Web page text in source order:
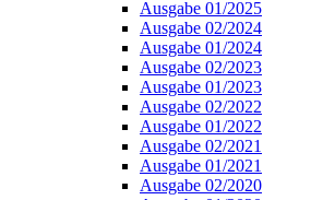
Ausgabe 01/2025
Ausgabe 02/2024
Ausgabe 01/2024
Ausgabe 02/2023
Ausgabe 01/2023
Ausgabe 02/2022
Ausgabe 01/2022
Ausgabe 02/2021
Ausgabe 01/2021
Ausgabe 02/2020